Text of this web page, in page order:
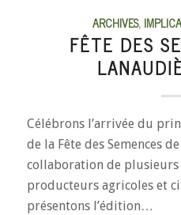
ARCHIVES,
FÊTE DES
Célébrons l’arrivée du
de la Fête des Semences
collaboration de plusieurs
producteurs agricoles et
présentons l’édition…